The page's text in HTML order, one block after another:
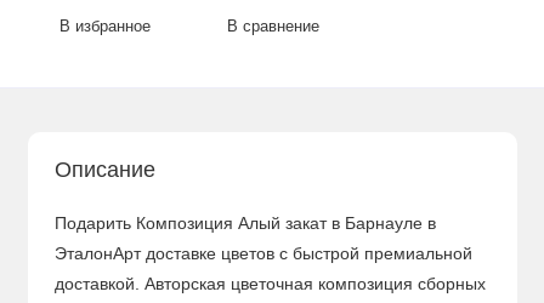
В избранное В сравнение
Описание
Подарить Композиция Алый закат в Барнауле в
ЭталонАрт доставке цветов с быстрой премиальной
доставкой. Авторская цветочная композиция сборных